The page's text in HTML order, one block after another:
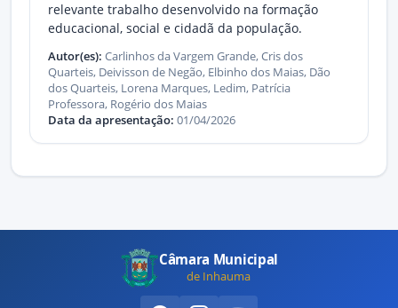
relevante trabalho desenvolvido na formação
educacional, social e cidadã da população.
Autor(es): Carlinhos da Vargem Grande, Cris dos
Quarteis, Deivisson de Negão, Elbinho dos Maias, Dão
dos Quarteis, Lorena Marques, Ledim, Patrícia
Professora, Rogério dos Maias
Data da apresentação: 01/04/2026
Câmara Municipal
de Inhauma